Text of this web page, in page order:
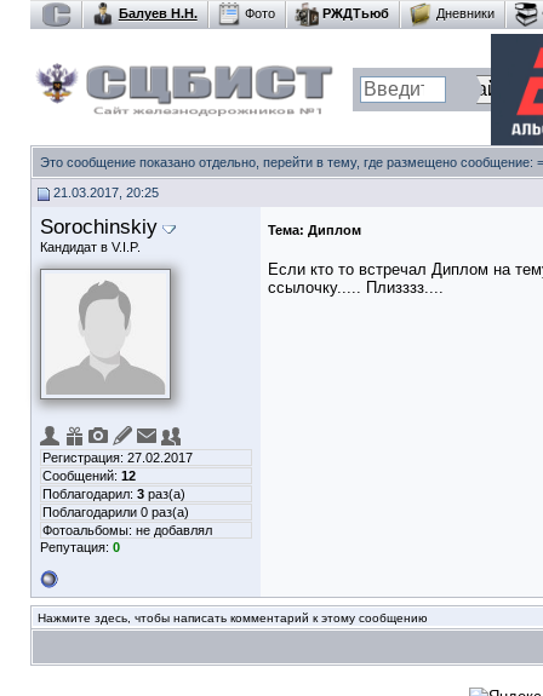
Балуев Н.Н. Фото РЖДТьюб Дневники
Это сообщение показано отдельно, перейти в тему, где размещено сообщение:
21.03.2017, 20:25
Sorochinskiy
Кандидат в V.I.P.
Регистрация: 27.02.2017
Сообщений: 12
Поблагодарил: 3 раз(а)
Поблагодарили 0 раз(а)
Фотоальбомы: не добавлял
Репутация: 0
Тема: Диплом
Если кто то встречал Диплом на
ссылочку..... Плизззз....
Нажмите здесь, чтобы написать комментарий к этому сообщению